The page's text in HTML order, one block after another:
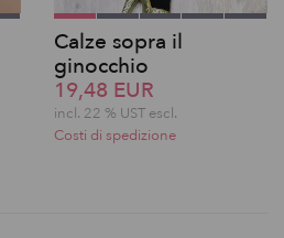
Calze sopra il
ginocchio
19,48 EUR
incl. 22 % UST escl.
Costi di spedizione